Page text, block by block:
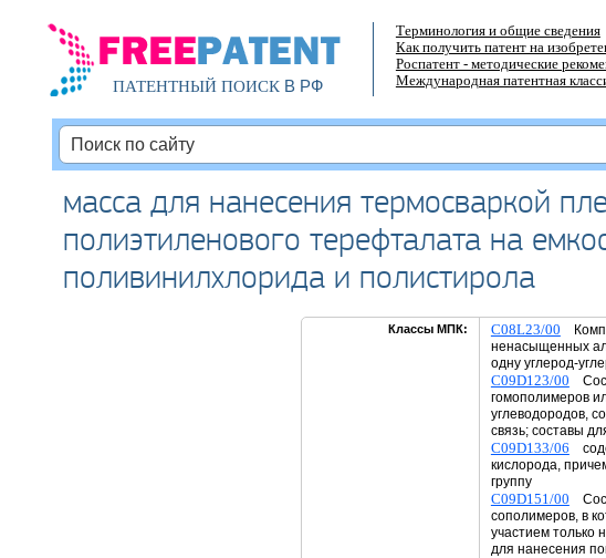
ПАТЕНТНЫЙ ПОИСКВ РФ
Терминология и общие сведения
Как получить патент на
Роспатент - методические
Международная патентная
масса для нанесения термосваркой
полиэтиленового терефталата на
поливинилхлорида и полистирола
Классы МПК: C08L23/00
ненасыщенных
одну углерод-
C09D123/00
гомополимеров
углеводородов,
связь; составы
C09D133/06
кислорода,
группу
C09D151/00
сополимеров, в
участием только
для нанесения